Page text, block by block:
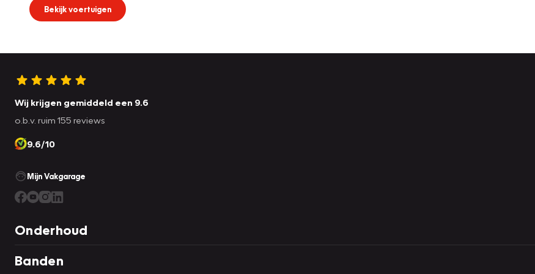
Bekijk voertuigen
Wij krijgen gemiddeld een 9.6
o.b.v. ruim 155 reviews
9.6/10
Mijn Vakgarage
Onderhoud
Banden